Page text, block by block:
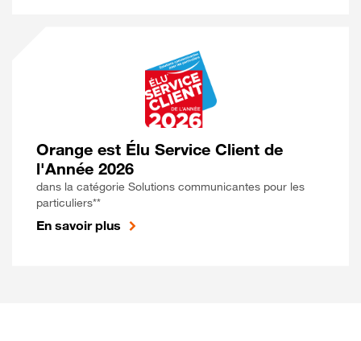
Orange est Élu Service Client de
l'Année 2026
dans la catégorie Solutions communicantes pour les
particuliers**
En savoir plus